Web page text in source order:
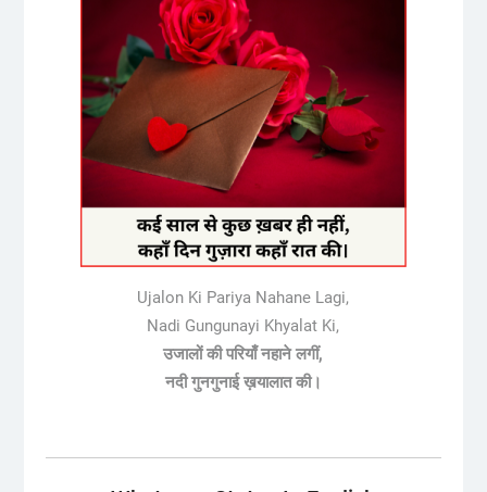
Ujalon Ki Pariya Nahane Lagi,
Nadi Gungunayi Khyalat Ki,
उजालों की परियाँ नहाने लगीं,
नदी गुनगुनाई ख़यालात की।